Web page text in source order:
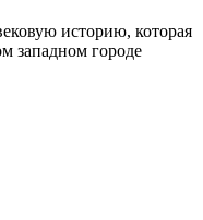
историю, которая
западном городе